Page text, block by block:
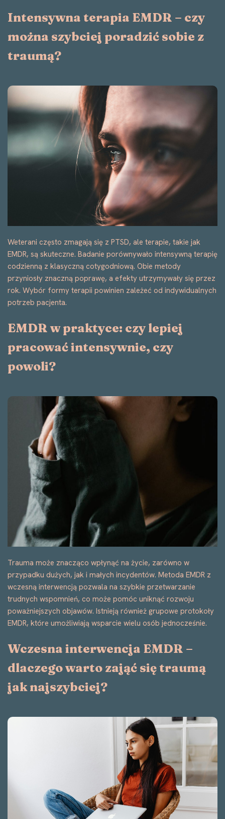
Intensywna terapia EMDR – czy
można szybciej poradzić sobie z
traumą?
Weterani często zmagają się z PTSD, ale terapie, takie jak
EMDR, są skuteczne. Badanie porównywało intensywną terapię
codzienną z klasyczną cotygodniową. Obie metody
przyniosły znaczną poprawę, a efekty utrzymywały się przez
rok. Wybór formy terapii powinien zależeć od indywidualnych
potrzeb pacjenta.
EMDR w praktyce: czy lepiej
pracować intensywnie, czy
powoli?
Trauma może znacząco wpłynąć na życie, zarówno w
przypadku dużych, jak i małych incydentów. Metoda EMDR z
wczesną interwencją pozwala na szybkie przetwarzanie
trudnych wspomnień, co może pomóc uniknąć rozwoju
poważniejszych objawów. Istnieją również grupowe protokoły
EMDR, które umożliwiają wsparcie wielu osób jednocześnie.
Wczesna interwencja EMDR –
dlaczego warto zająć się traumą
jak najszybciej?